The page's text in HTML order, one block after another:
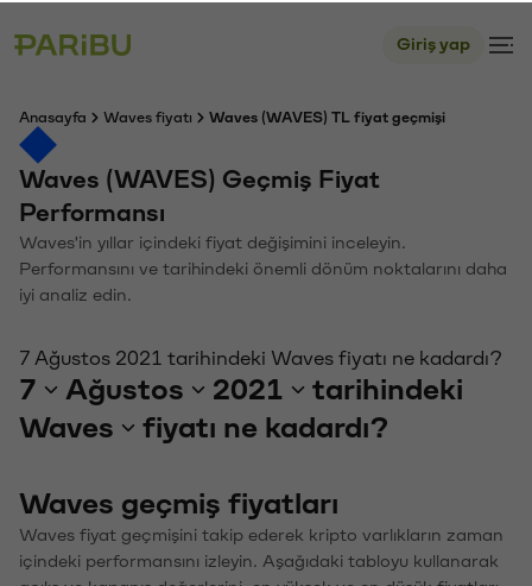
Giriş yap
Anasayfa Waves fiyatı Waves (WAVES) TL fiyat geçmişi
Waves (WAVES) Geçmiş Fiyat
Performansı
Waves'in yıllar içindeki fiyat değişimini inceleyin.
Performansını ve tarihindeki önemli dönüm noktalarını daha
iyi analiz edin.
7 Ağustos 2021 tarihindeki Waves fiyatı ne kadardı?
7 Ağustos 2021
tarihindeki
Waves
fiyatı ne kadardı?
Waves geçmiş fiyatları
Waves fiyat geçmişini takip ederek kripto varlıkların zaman
içindeki performansını izleyin. Aşağıdaki tabloyu kullanarak